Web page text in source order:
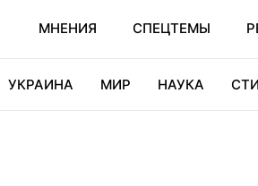
МНЕНИЯ СПЕЦТЕМЫ
УКРАИНА МИР НАУКА